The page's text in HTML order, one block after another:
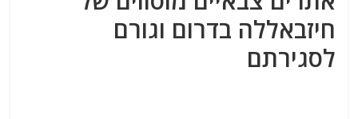
חיזבאללה בדרום וגורם
לסגירתם